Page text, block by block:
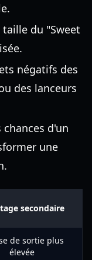
du "Sweet
négatifs des
des lanceurs
d'un
une
secondaire
de sortie plus
élevée